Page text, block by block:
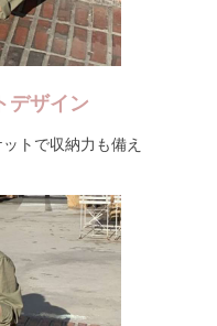
デザイン
トで収納力も備え